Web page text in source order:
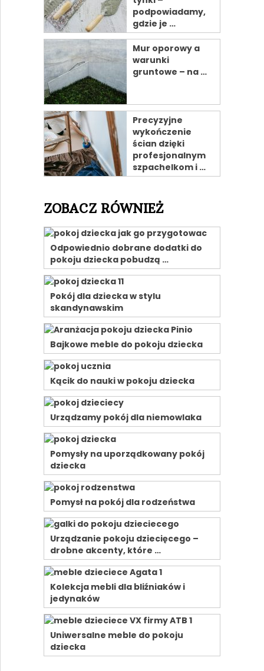
podpowiadamy,
gdzie je …
Mur oporowy a
warunki
gruntowe – na …
Precyzyjne
wykończenie
ścian dzięki
profesjonalnym
szpachelkom i …
ZOBACZ RÓWNIEŻ
Odpowiednio dobrane dodatki do
pokoju dziecka pobudzą …
Pokój dla dziecka w stylu
skandynawskim
Bajkowe meble do pokoju dziecka
Kącik do nauki w pokoju dziecka
Urządzamy pokój dla niemowlaka
Pomysły na uporządkowany pokój
dziecka
Pomysł na pokój dla rodzeństwa
Urządzanie pokoju dziecięcego –
drobne akcenty, które …
Kolekcja mebli dla bliźniaków i
jedynaków
Uniwersalne meble do pokoju
dziecka